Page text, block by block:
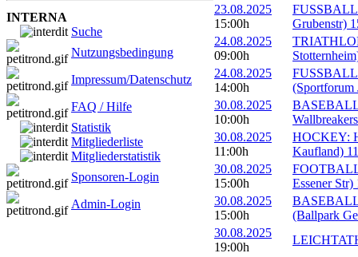
INTERNA
Suche
Nutzungsbedingung
Impressum/Datenschutz
FAQ / Hilfe
Statistik
Mitgliederliste
Mitgliederstatistik
Sponsoren-Login
Admin-Login
23.08.2025
15:00h
Grubenstr)
24.08.2025
09:00h
24.08.2025
14:00h
(Sportforum
30.08.2025
10:00h
30.08.2025
11:00h
HOCKEY:
Kaufland)
30.08.2025
15:00h
Essener Str)
30.08.2025
15:00h
(Ballpark
30.08.2025
19:00h